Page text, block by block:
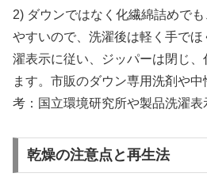
2) ダウンではなく化繊綿詰めで
やすいので、洗濯後は軽く手で
濯表示に従い、ジッパーは閉じ
ます。市販のダウン専用洗剤や
考：国立環境研究所や製品洗濯表
乾燥の注意点と再生法